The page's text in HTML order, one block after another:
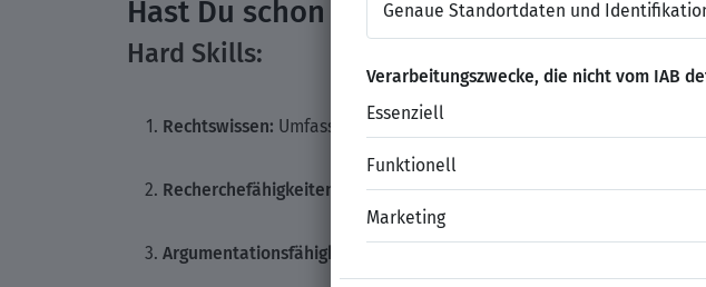
Hast Du schon die wichtigsten Skills, die
Hard Skills:
Rechtswissen: Umfassendes Verständnis der Rechtsprechung,
Recherchefähigkeiten: Fähigkeit, relevante rechtliche
Argumentationsfähigkeit: